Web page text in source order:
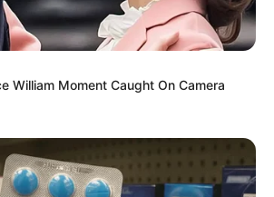
William Moment Caught On Camera